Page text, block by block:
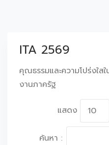
ITA 2569
คุณธรรมและความโปร่งใส
งานภาครัฐ
แสดง
ค้นหา :